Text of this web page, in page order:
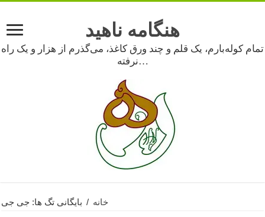
هنگامه ناهید
تمام کوله‌بارم، یک قلم و چند ورق کاغذ، می‌گذرم از هزار و یک راه
نرفته…
خانه / بایگانی تگ ها: جی جی